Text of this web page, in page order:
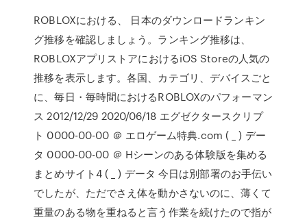
ROBLOXにおける、 日本のダウンロードランキン
グ推移を確認しましょう。ランキング推移は、
ROBLOXアプリストアにおけるiOS Storeの人気の
推移を表示します。各国、カテゴリ、デバイスごと
に、毎日・毎時間におけるROBLOXのパフォーマン
ス 2012/12/29 2020/06/18 エグゼクタースクリプ
ト 0000-00-00 ＠ エロゲーム特典.com ( _ ) デー
タ 0000-00-00 ＠ Hシーンのある体験版を集める
まとめサイト4 ( _ ) データ 今日は別部署のお手伝い
でしたが、ただでさえ体を動かさないのに、薄くて
重量のある物を重ねると言う作業を続けたので指が